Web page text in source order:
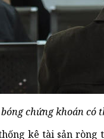
chứng khoán có
kê tài sản